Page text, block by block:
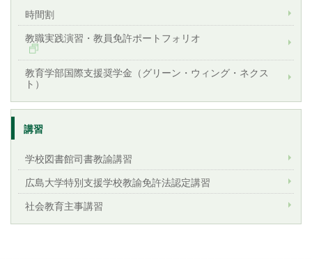
時間割
教職実践演習・教員免許ポートフォリオ
教育学部国際支援奨学金（グリーン・ウィング・ネクス
ト）
講習
学校図書館司書教諭講習
広島大学特別支援学校教諭免許法認定講習
社会教育主事講習